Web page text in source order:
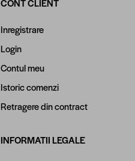
CONT CLIENT
Inregistrare
Login
Contul meu
Istoric comenzi
Retragere din contract
INFORMATII LEGALE